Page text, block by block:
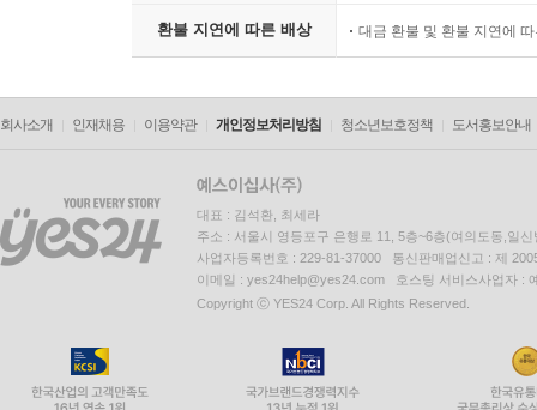
환불 지연에 따른 배상 대금 환불 및 환불 지연에
회사소개 인재채용 이용약관 개인정보처리방침 청소년보호정책 도서홍보안내
대표 : 김석환, 최세라
주소 : 서울시 영등포구 은행로 11, 5층~6층(여의도동,일신
사업자등록번호 : 229-81-37000 통신판매업신고 : 제
이메일 : yes24help@yes24.com 호스팅 서비스사업자 :
Copyright ⓒ YES24 Corp. All Rights Reserved.